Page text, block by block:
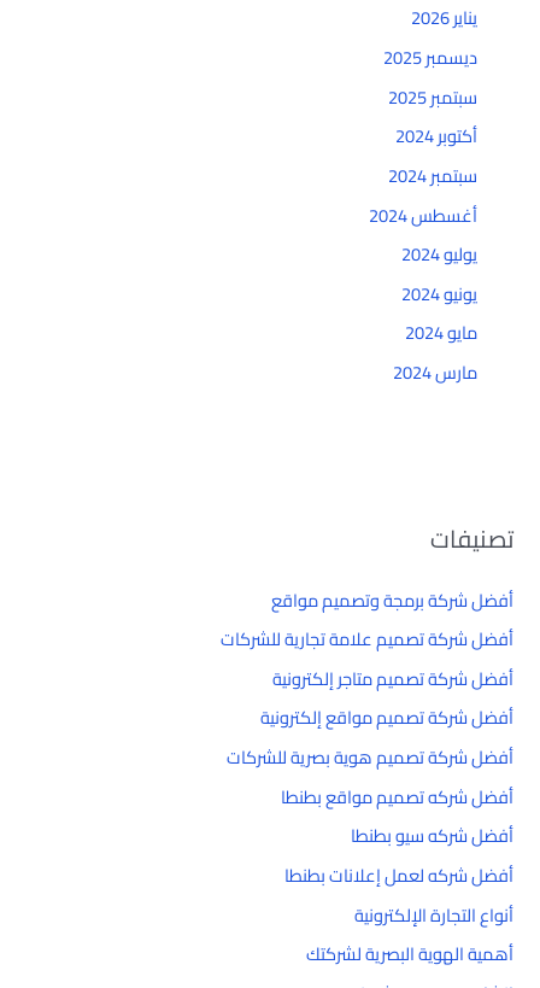
يناير 2026
ديسمبر 2025
سبتمبر 2025
أكتوبر 2024
سبتمبر 2024
أغسطس 2024
يوليو 2024
يونيو 2024
مايو 2024
مارس 2024
تصنيفات
أفضل شركة برمجة وتصميم مواقع
أفضل شركة تصميم علامة تجارية للشركات
أفضل شركة تصميم متاجر إلكترونية
أفضل شركة تصميم مواقع إلكترونية
أفضل شركة تصميم هوية بصرية للشركات
أفضل شركه تصميم مواقع بطنطا
أفضل شركه سيو بطنطا
أفضل شركه لعمل إعلانات بطنطا
أنواع التجارة الإلكترونية
أهمية الهوية البصرية لشركتك